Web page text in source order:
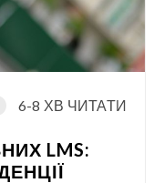
6-8 ХВ ЧИТАТИ
LMS: